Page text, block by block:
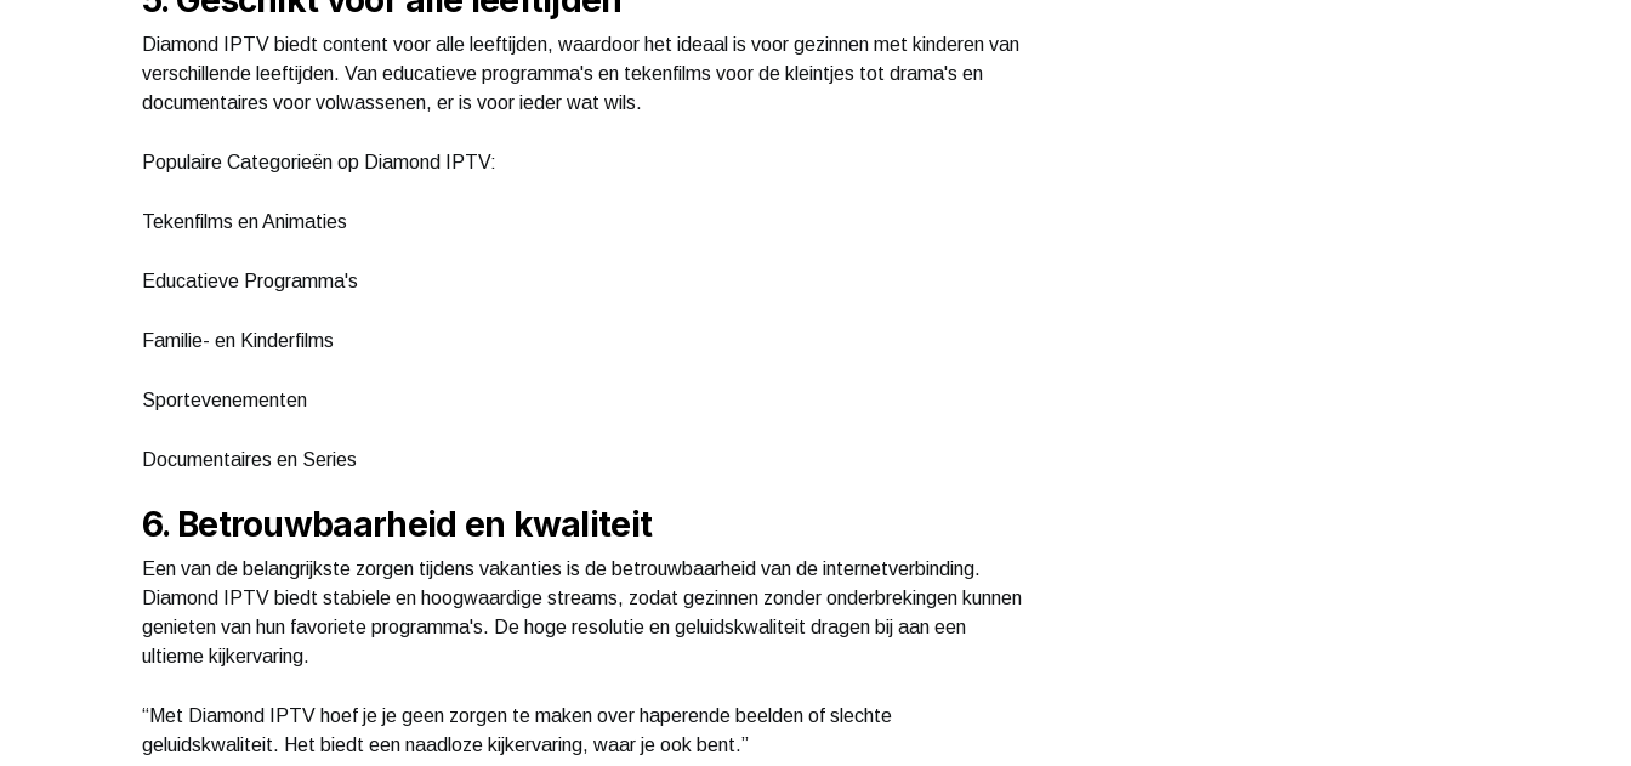
Diamond IPTV biedt content voor alle leeftijden, waardoor het ideaal is voor gezinnen met kinderen van
verschillende leeftijden. Van educatieve programma's en tekenfilms voor de kleintjes tot drama's en
documentaires voor volwassenen, er is voor ieder wat wils.
Populaire Categorieën op Diamond IPTV:
Tekenfilms en Animaties
Educatieve Programma's
Familie- en Kinderfilms
Sportevenementen
Documentaires en Series
6. Betrouwbaarheid en kwaliteit
Een van de belangrijkste zorgen tijdens vakanties is de betrouwbaarheid van de internetverbinding.
Diamond IPTV biedt stabiele en hoogwaardige streams, zodat gezinnen zonder onderbrekingen kunnen
genieten van hun favoriete programma's. De hoge resolutie en geluidskwaliteit dragen bij aan een
ultieme kijkervaring.
“Met Diamond IPTV hoef je je geen zorgen te maken over haperende beelden of slechte
geluidskwaliteit. Het biedt een naadloze kijkervaring, waar je ook bent.”